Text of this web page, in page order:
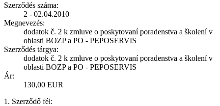
Szerződés száma:
2 - 02.04.2010
Megnevezés:
dodatok č. 2 k zmluve o poskytovaní poradenstva a školení v
oblasti BOZP a PO - PEPOSERVIS
Szerződés tárgya:
dodatok č. 2 k zmluve o poskytovaní poradenstva a školení v
oblasti BOZP a PO - PEPOSERVIS
Ár:
130,00 EUR
1. Szerződő fél: